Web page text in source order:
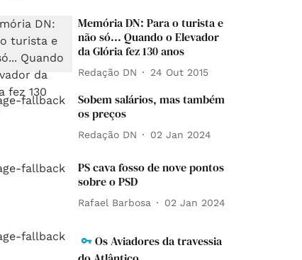
Memória DN: Para o turista e
não só... Quando o Elevador
da Glória fez 130 anos
Redação DN 24 Out 2015
Sobem salários, mas também
os preços
Redação DN 02 Jan 2024
PS cava fosso de nove pontos
sobre o PSD
Rafael Barbosa 02 Jan 2024
Os Aviadores da travessia